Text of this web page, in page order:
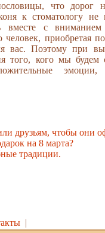
что дорог
к стоматологу не
вместе с
человек, приобретая
вас. Поэтому при
того, кого мы будем
друзьям, чтобы они
на 8 марта?
традиции.
|